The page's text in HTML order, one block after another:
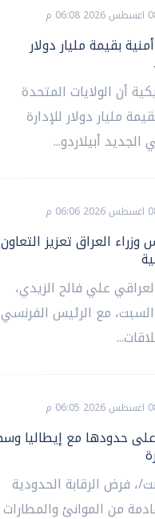
بقيمة مليار دولار
أن الولايات المتحدة
مليار دولار للإدارة
الجديد أبيلاردو...
العراق تعزيز التعاون
علي فالح الزيدي،
مع الرئيس الفرنسي
على حدودها مع إيطاليا
، فرض الرقابة الحدودية
من الموانئ والمطارات